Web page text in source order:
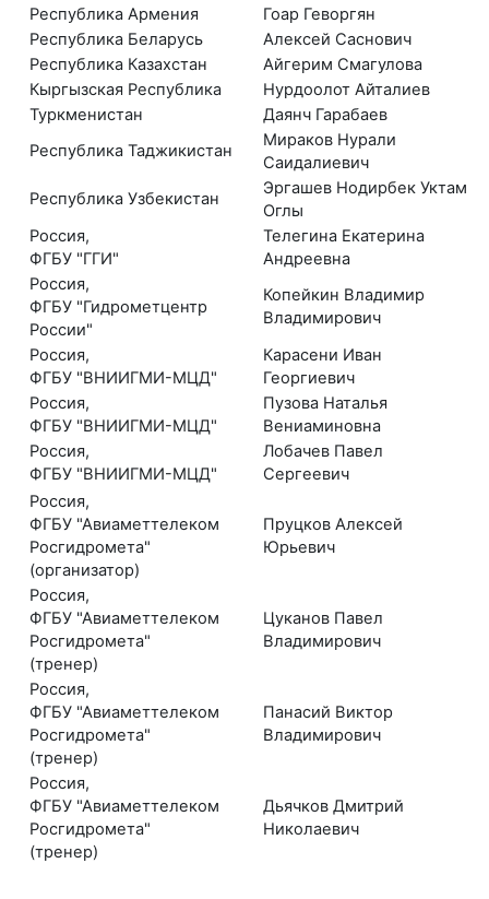
Республика Армения
Гоар Геворгян
Республика Беларусь
Алексей Саснович
Республика Казахстан
Айгерим Смагулова
Кыргызская Республика
Нурдоолот Айталиев
Туркменистан
Даянч Гарабаев
Республика Таджикистан
Мираков Нурали
Саидалиевич
Республика Узбекистан
Эргашев Нодирбек Уктам
Оглы
Россия,
ФГБУ "ГГИ"
Телегина Екатерина
Андреевна
Россия,
ФГБУ "Гидрометцентр
России"
Копейкин Владимир
Владимирович
Россия,
ФГБУ "ВНИИГМИ-МЦД"
Карасени Иван
Георгиевич
Россия,
ФГБУ "ВНИИГМИ-МЦД"
Пузова Наталья
Вениаминовна
Россия,
ФГБУ "ВНИИГМИ-МЦД"
Лобачев Павел
Сергеевич
Россия,
ФГБУ "Авиаметтелеком
Росгидромета"
(организатор)
Пруцков Алексей
Юрьевич
Россия,
ФГБУ "Авиаметтелеком
Росгидромета"
(тренер)
Цуканов Павел
Владимирович
Россия,
ФГБУ "Авиаметтелеком
Росгидромета"
(тренер)
Панасий Виктор
Владимирович
Россия,
ФГБУ "Авиаметтелеком
Росгидромета"
(тренер)
Дьячков Дмитрий
Николаевич